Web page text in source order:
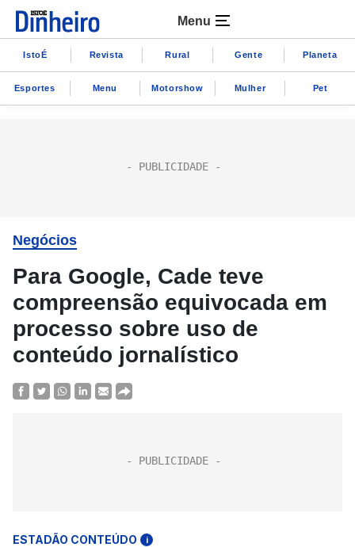
Menu
IstoÉ Revista Rural Gente Planeta
Esportes Menu Motorshow Mulher Pet
Negócios
Para Google, Cade teve
compreensão equivocada em
processo sobre uso de
conteúdo jornalístico
ESTADÃO CONTEÚDO i